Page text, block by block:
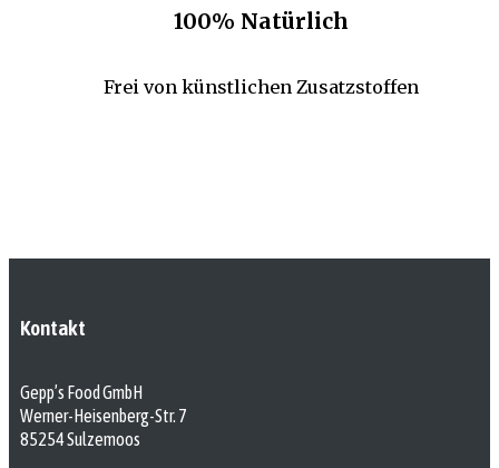
100% Natürlich
Frei von künstlichen Zusatzstoffen
Kontakt
Gepp’s Food GmbH
Werner-Heisenberg-Str. 7
85254 Sulzemoos